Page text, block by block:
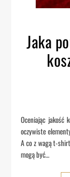
Jaka
Oceniając jakość koszulki zazwyczaj bierzemy pod uwagę tylko te
oczywiste
A co z wagą t-
mogą być…